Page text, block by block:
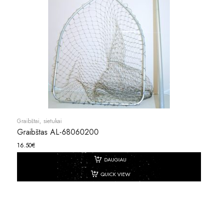
Graibštai, sietukai
Graibštas AL-68060200
16.50€
DAUGIAU
QUICK VIEW